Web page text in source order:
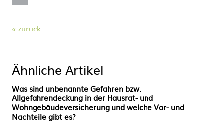
zurück
Ähnliche Artikel
Was sind unbenannte Gefahren bzw.
Allgefahrendeckung in der Hausrat- und
Wohngebäudeversicherung und welche Vor- und
Nachteile gibt es?